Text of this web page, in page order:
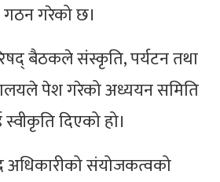
गरेको छ।
बैठकले संस्कृति, पर्यटन तथा
पेश गरेको अध्ययन समिति
दिएको हो।
अधिकारीको संयोजकत्वको